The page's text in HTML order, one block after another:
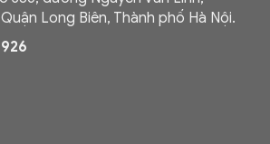
Long Biên, Thành phố Hà Nội.